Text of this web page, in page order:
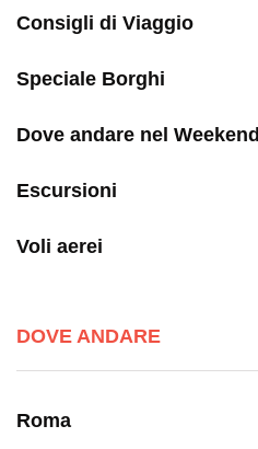
Consigli di Viaggio
Speciale Borghi
Dove andare nel Weekend
Escursioni
Voli aerei
DOVE ANDARE
Roma